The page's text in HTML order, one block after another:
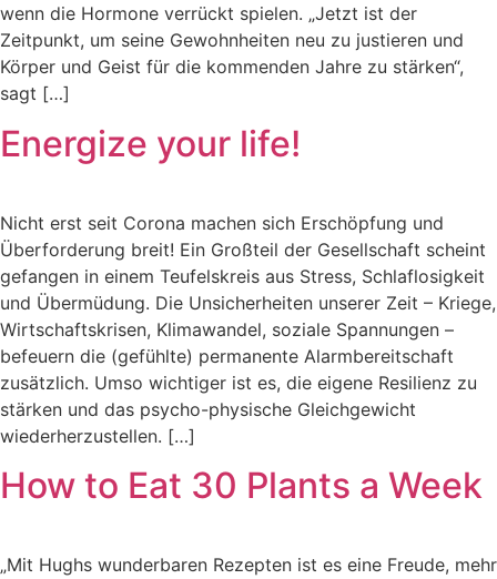
wenn die Hormone verrückt spielen. „Jetzt ist der
Zeitpunkt, um seine Gewohnheiten neu zu justieren und
Körper und Geist für die kommenden Jahre zu stärken“,
sagt […]
Energize your life!
Nicht erst seit Corona machen sich Erschöpfung und
Überforderung breit! Ein Großteil der Gesellschaft scheint
gefangen in einem Teufelskreis aus Stress, Schlaflosigkeit
und Übermüdung. Die Unsicherheiten unserer Zeit – Kriege,
Wirtschaftskrisen, Klimawandel, soziale Spannungen –
befeuern die (gefühlte) permanente Alarmbereitschaft
zusätzlich. Umso wichtiger ist es, die eigene Resilienz zu
stärken und das psycho-physische Gleichgewicht
wiederherzustellen. […]
How to Eat 30 Plants a Week
„Mit Hughs wunderbaren Rezepten ist es eine Freude, mehr